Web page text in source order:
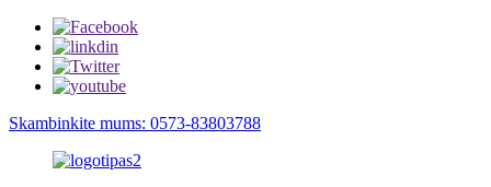
Skambinkite mums: 0573-83803788